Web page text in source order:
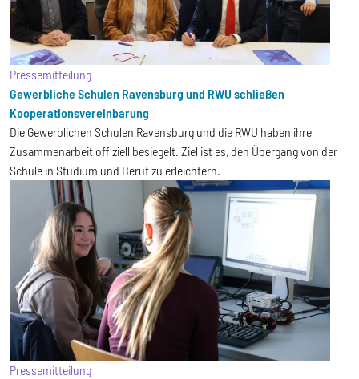
Pressemitteilung
Gewerbliche Schulen Ravensburg und RWU schließen
Kooperationsvereinbarung
Die Gewerblichen Schulen Ravensburg und die RWU haben ihre
Zusammenarbeit offiziell besiegelt. Ziel ist es, den Übergang von der
Schule in Studium und Beruf zu erleichtern.
Pressemitteilung